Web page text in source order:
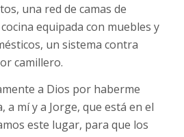
una red de camas de
equipada con muebles y
un sistema contra
camillero.
a Dios por haberme
a mí y a Jorge, que está en el
este lugar, para que los